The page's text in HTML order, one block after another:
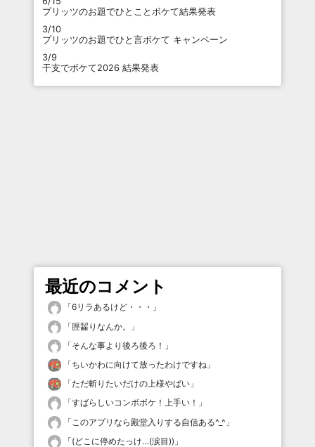
プリッツのお題でひとことボケて結果発表
3/10
プリッツのお題でひと言ボケて キャンペーン
3/9
干支でボケて2026 結果発表
最近のコメント
「6リラあるけど・・・ 」
「脛齧りなんか。
」
「そんな事より後ろ後ろ！ 」
「ちいかわに向けて放ったわけですね 」
「ただ斬りたいだけの上様やばい 」
「すばらしいコンボボケ！上手い！ 」
「 このアプリなら殿堂入りする自信ある^_^ 」
「(どこに停めたっけ…(涙目)) 」